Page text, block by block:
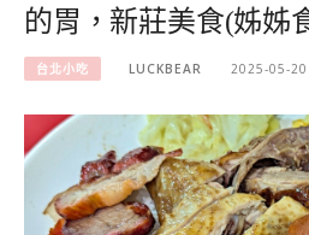
的胃，新莊美食(姊姊
台北小吃 LUCKBEAR 2025-05-20